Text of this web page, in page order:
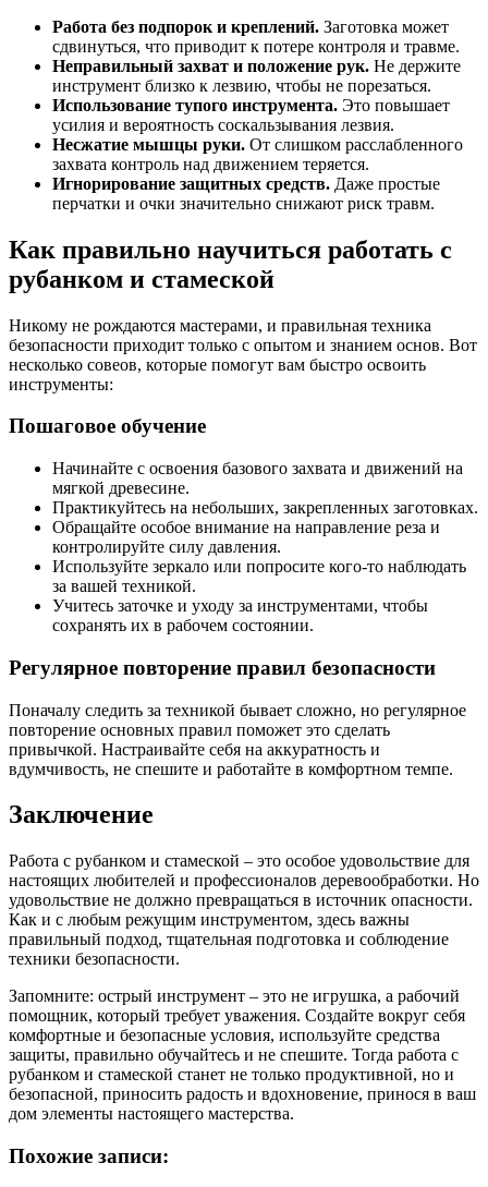
Работа без подпорок и креплений. Заготовка может
сдвинуться, что приводит к потере контроля и травме.
Неправильный захват и положение рук. Не держите
инструмент близко к лезвию, чтобы не порезаться.
Использование тупого инструмента. Это повышает
усилия и вероятность соскальзывания лезвия.
Несжатие мышцы руки. От слишком расслабленного
захвата контроль над движением теряется.
Игнорирование защитных средств. Даже простые
перчатки и очки значительно снижают риск травм.
Как правильно научиться работать с
рубанком и стамеской
Никому не рождаются мастерами, и правильная техника
безопасности приходит только с опытом и знанием основ. Вот
несколько совеов, которые помогут вам быстро освоить
инструменты:
Пошаговое обучение
Начинайте с освоения базового захвата и движений на
мягкой древесине.
Практикуйтесь на небольших, закрепленных заготовках.
Обращайте особое внимание на направление реза и
контролируйте силу давления.
Используйте зеркало или попросите кого-то наблюдать
за вашей техникой.
Учитесь заточке и уходу за инструментами, чтобы
сохранять их в рабочем состоянии.
Регулярное повторение правил безопасности
Поначалу следить за техникой бывает сложно, но регулярное
повторение основных правил поможет это сделать
привычкой. Настраивайте себя на аккуратность и
вдумчивость, не спешите и работайте в комфортном темпе.
Заключение
Работа с рубанком и стамеской – это особое удовольствие для
настоящих любителей и профессионалов деревообработки. Но
удовольствие не должно превращаться в источник опасности.
Как и с любым режущим инструментом, здесь важны
правильный подход, тщательная подготовка и соблюдение
техники безопасности.
Запомните: острый инструмент – это не игрушка, а рабочий
помощник, который требует уважения. Создайте вокруг себя
комфортные и безопасные условия, используйте средства
защиты, правильно обучайтесь и не спешите. Тогда работа с
рубанком и стамеской станет не только продуктивной, но и
безопасной, приносить радость и вдохновение, принося в ваш
дом элементы настоящего мастерства.
Похожие записи: